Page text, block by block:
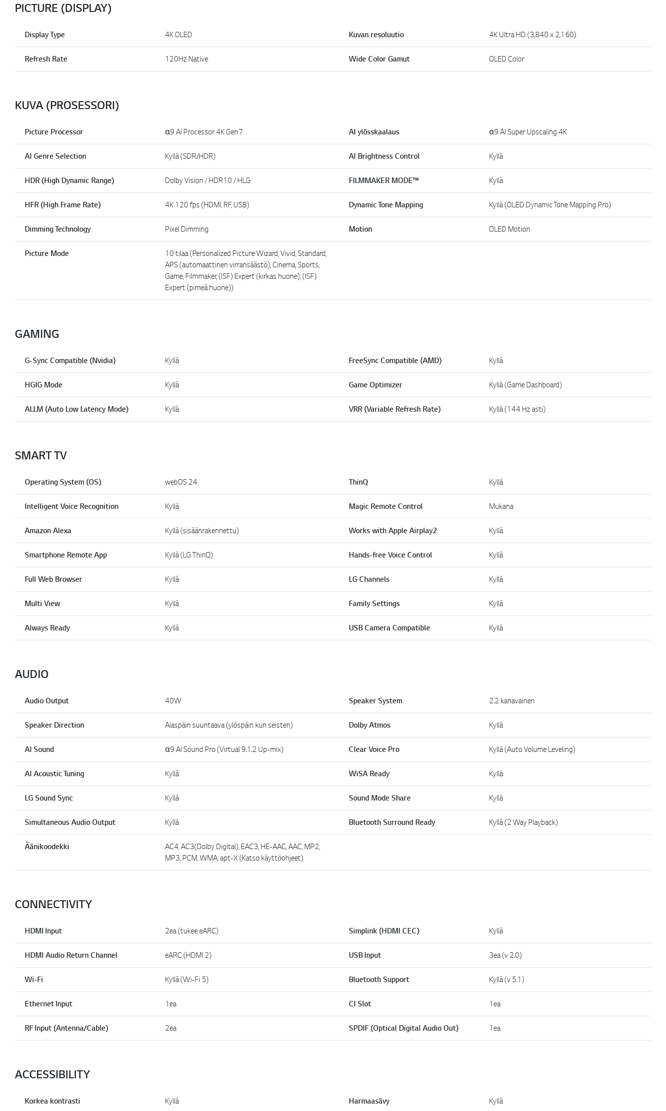
PICTURE (DISPLAY)
Display Type 4K OLED Kuvan resoluutio 4K Ultra HD (3,840 x 2,160)
Refresh Rate 120Hz Native Wide Color Gamut OLED Color
KUVA (PROSESSORI)
Picture Processor α9 AI Processor 4K Gen7 AI ylösskaalaus α9 AI Super Upscaling 4K
AI Genre Selection Kyllä (SDR/HDR) AI Brightness Control Kyllä
HDR (High Dynamic Range) Dolby Vision / HDR10 / HLG FILMMAKER MODE™ Kyllä
HFR (High Frame Rate) 4K 120 fps (HDMI, RF, USB) Dynamic Tone Mapping Kyllä (OLED Dynamic Tone Mapping Pro)
Dimming Technology Pixel Dimming Motion OLED Motion
Picture Mode
10 tilaa (Personalized Picture Wizard, Vivid, Standard,
APS (automaattinen virransäästö), Cinema, Sports,
Game, Filmmaker, (ISF) Expert (kirkas huone), (ISF)
Expert (pimeä huone))
GAMING
G-Sync Compatible (Nvidia) Kyllä FreeSync Compatible (AMD) Kyllä
HGIG Mode Kyllä Game Optimizer Kyllä (Game Dashboard)
ALLM (Auto Low Latency Mode) Kyllä VRR (Variable Refresh Rate) Kyllä (144 Hz asti)
SMART TV
Operating System (OS) webOS 24 ThinQ Kyllä
Intelligent Voice Recognition Kyllä Magic Remote Control Mukana
Amazon Alexa Kyllä (sisäänrakennettu) Works with Apple Airplay2 Kyllä
Smartphone Remote App Kyllä (LG ThinQ) Hands-free Voice Control Kyllä
Full Web Browser Kyllä LG Channels Kyllä
Multi View Kyllä Family Settings Kyllä
Always Ready Kyllä USB Camera Compatible Kyllä
AUDIO
Audio Output 40W Speaker System 2.2 kanavainen
Speaker Direction Alaspäin suuntaava (ylöspäin kun seisten) Dolby Atmos Kyllä
AI Sound α9 AI Sound Pro (Virtual 9.1.2 Up-mix) Clear Voice Pro Kyllä (Auto Volume Leveling)
AI Acoustic Tuning Kyllä WiSA Ready Kyllä
LG Sound Sync Kyllä Sound Mode Share Kyllä
Simultaneous Audio Output Kyllä Bluetooth Surround Ready Kyllä (2 Way Playback)
Äänikoodekki
AC4, AC3(Dolby Digital), EAC3, HE-AAC, AAC, MP2,
MP3, PCM, WMA, apt-X (Katso käyttöohjeet)
CONNECTIVITY
HDMI Input 2ea (tukee eARC) Simplink (HDMI CEC) Kyllä
HDMI Audio Return Channel eARC (HDMI 2) USB Input 3ea (v 2.0)
Wi-Fi Kyllä (Wi-Fi 5) Bluetooth Support Kyllä (v 5.1)
Ethernet Input 1ea CI Slot 1ea
RF Input (Antenna/Cable) 2ea SPDIF (Optical Digital Audio Out) 1ea
ACCESSIBILITY
Korkea kontrasti Kyllä Harmaasävy Kyllä